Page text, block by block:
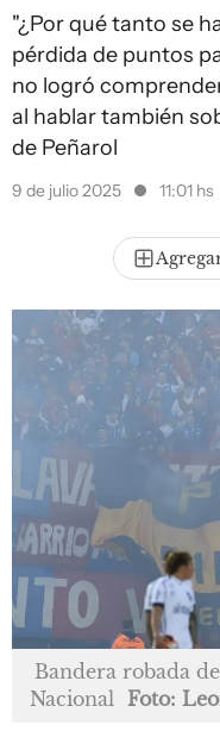
"¿Por qué tanto se
pérdida de puntos
no logró
al hablar también
de Peñarol
9 de julio 2025 11:01 hs
Bandera robada
Nacional Foto: